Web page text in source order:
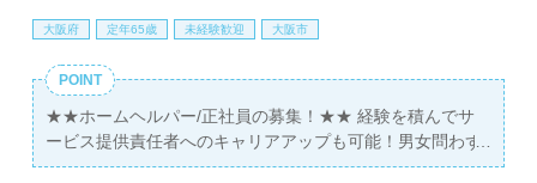
大阪府 定年65歳 未経験歓迎 大阪市
POINT
★★ホームヘルパー/正社員の募集！★★ 経験を積んでサ
ービス提供責任者へのキャリアアップも可能！男女問わず
活躍できる環境です！